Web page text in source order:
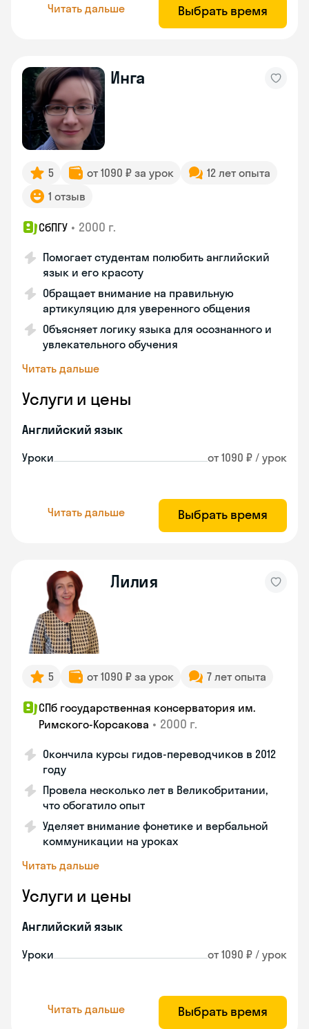
Читать дальше Выбрать время
Инга
5 от 1090 ₽ за урок
12 лет опыта
1 отзыв
СбПГУ • 2000 г.
Помогает студентам полюбить английский
язык и его красоту
Обращает внимание на правильную
артикуляцию для уверенного общения
Объясняет логику языка для осознанного и
увлекательного обучения
Читать дальше
Услуги и цены
Английский язык
Уроки от 1090 ₽ / урок
Читать дальше Выбрать время
Лилия
5 от 1090 ₽ за урок 7 лет опыта
СПб государственная консерватория им.
Римского-Корсакова • 2000 г.
Окончила курсы гидов-переводчиков в 2012
году
Провела несколько лет в Великобритании,
что обогатило опыт
Уделяет внимание фонетике и вербальной
коммуникации на уроках
Читать дальше
Услуги и цены
Английский язык
Уроки от 1090 ₽ / урок
Читать дальше Выбрать время